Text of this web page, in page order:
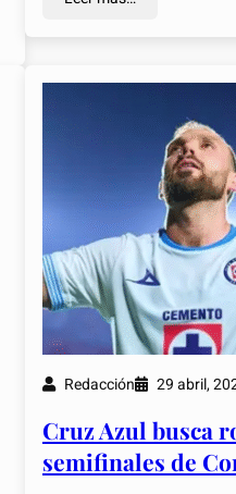
Redacción 29 abril,
Cruz Azul busca
semifinales de